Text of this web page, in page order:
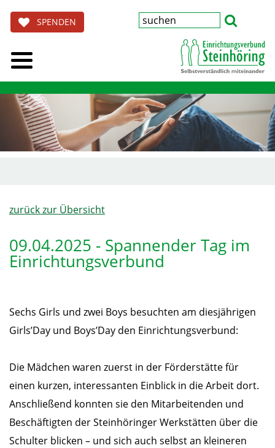
SPENDEN
zurück zur Übersicht
09.04.2025 - Spannender Tag im
Einrichtungsverbund
Sechs Girls und zwei Boys besuchten am diesjährigen
Girls’Day und Boys’Day den Einrichtungsverbund:
Die Mädchen waren zuerst in der Förderstätte für
einen kurzen, interessanten Einblick in die Arbeit dort.
Anschließend konnten sie den Mitarbeitenden und
Beschäftigten der Steinhöringer Werkstätten über die
Schulter blicken – und sich auch selbst an kleineren